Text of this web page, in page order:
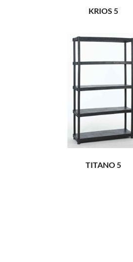
KRIOS 5
TITANO 5